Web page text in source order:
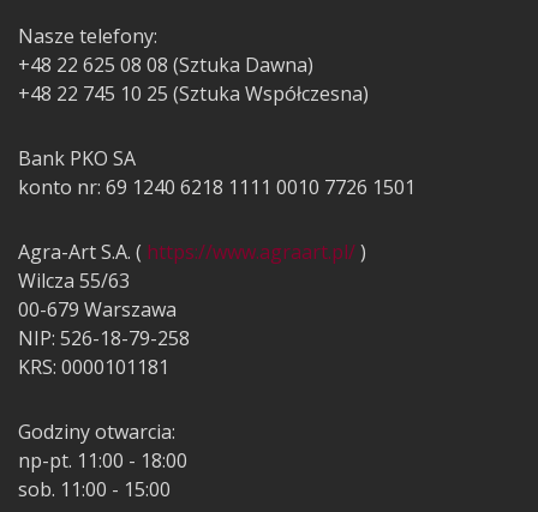
Nasze telefony:
+48 22 625 08 08 (Sztuka Dawna)
+48 22 745 10 25 (Sztuka Współczesna)
Bank PKO SA
konto nr: 69 1240 6218 1111 0010 7726 1501
Agra-Art S.A. ( https://www.agraart.pl/)
Wilcza 55/63
00-679 Warszawa
NIP: 526-18-79-258
KRS: 0000101181
Godziny otwarcia:
np-pt. 11:00 - 18:00
sob. 11:00 - 15:00